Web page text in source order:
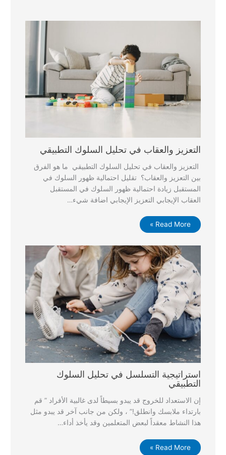
التعزيز والعقاب في تحليل السلوك التطبيقي
التعزيز والعقاب في تحليل السلوك التطبيقي ما هو الفرق
بين التعزيز والعقاب؟ تقليل احتمالية ظهور السلوك في
المستقبل زيادة احتمالية ظهور السلوك في المستقبل
العقاب الإيجابي التعزيز الإيجابي اضافة شيء…
Read More »
استراتيجية التسلسل في تحليل السلوك
التطبيقي
إن الاستعداد للخروج قد يبدو بسيطاً لدى غالبية الأفراد ” قم
بارتداء ملابسك وانطلق!” ، ولكن من جانب آخر قد يبدو مثل
هذا النشاط معقداً لبعض المتعلمين وقد يأخذ أداء…
Read More »